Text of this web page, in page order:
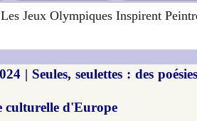
Jeux Olympiques Inspirent
| Seules, seulettes : des
culturelle d'Europe